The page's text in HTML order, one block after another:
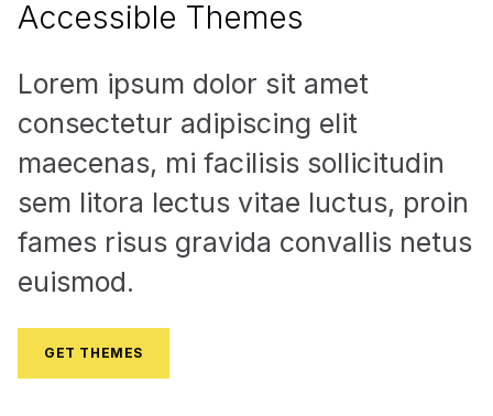
Accessible Themes
Lorem ipsum dolor sit amet
consectetur adipiscing elit
maecenas, mi facilisis sollicitudin
sem litora lectus vitae luctus, proin
fames risus gravida convallis netus
euismod.
GET THEMES